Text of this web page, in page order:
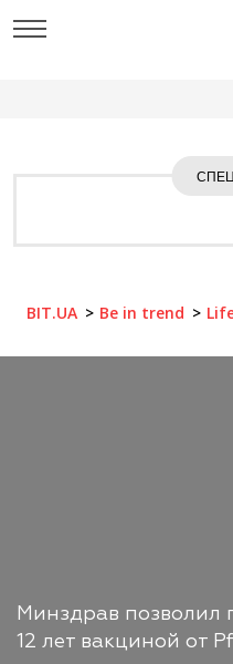
BIT.UA Be in trend
Минздрав позволил
12 лет вакциной от